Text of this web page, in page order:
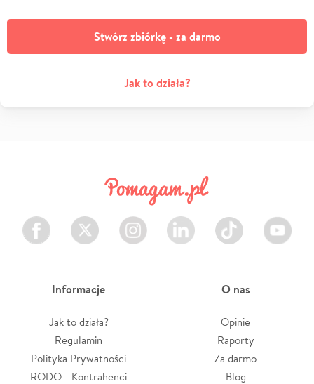
Stwórz zbiórkę - za darmo
Jak to działa?
Facebook Twitter Instagram LinkedIn TikTok Youtube
Informacje
Jak to działa?
Regulamin
Polityka Prywatności
RODO - Kontrahenci
O nas
Opinie
Raporty
Za darmo
Blog